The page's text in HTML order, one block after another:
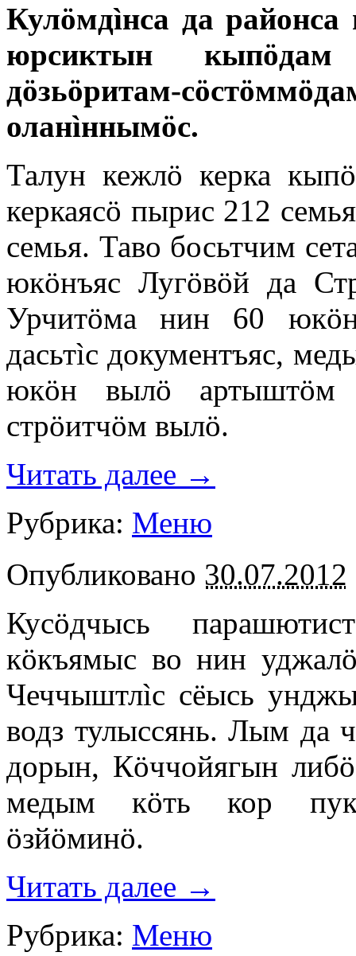
Кулöмдìнса да
юрсиктын
дöзьöритам-
оланìннымöс.
Талун кежлö керка
керкаясö пырис 212
семья. Таво босьтчим
юкöнъяс Лугöвöй да
Урчитöма нин 60
дасьтìс документъяс,
юкöн вылö артыштöм
стрöитчöм вылö.
Читать далее →
Рубрика: Меню
Опубликовано 30.07.2012
Кусöдчысь
кöкъямыс во нин
Чеччыштлìс сёысь
водз тулыссянь. Лым да
дорын, Кöччойягын
медым кöть кор
öзйöминö.
Читать далее →
Рубрика: Меню